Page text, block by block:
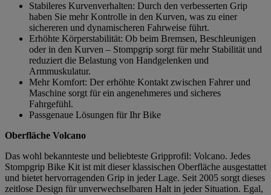
Stabileres Kurvenverhalten: Durch den verbesserten Grip
haben Sie mehr Kontrolle in den Kurven, was zu einer
sichereren und dynamischeren Fahrweise führt.
Erhöhte Körperstabilität: Ob beim Bremsen, Beschleunigen
oder in den Kurven – Stompgrip sorgt für mehr Stabilität und
reduziert die Belastung von Handgelenken und
Armmuskulatur.
Mehr Komfort: Der erhöhte Kontakt zwischen Fahrer und
Maschine sorgt für ein angenehmeres und sicheres
Fahrgefühl.
Passgenaue Lösungen für Ihr Bike
Oberfläche Volcano
Das wohl bekannteste und beliebteste Gripprofil: Volcano. Jedes
Stompgrip Bike Kit ist mit dieser klassischen Oberfläche ausgestattet
und bietet hervorragenden Grip in jeder Lage. Seit 2005 sorgt dieses
zeitlose Design für unverwechselbaren Halt in jeder Situation. Egal,